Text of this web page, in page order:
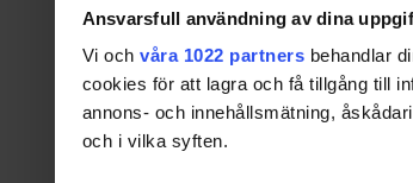
Ansvarsfull användning av dina
Vi och våra 1022 partners behandlar
cookies för att lagra och få tillgång till
annons- och innehållsmätning,
och i vilka syften.
26-06-10
Här kommer inbjudan
regionsdomarutbildning
använder samma